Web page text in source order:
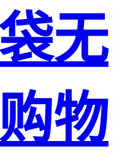
无
物